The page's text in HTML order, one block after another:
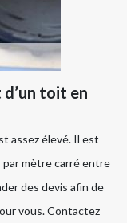
toit en
assez élevé. Il est
mètre carré entre
des devis afin de
vous. Contactez